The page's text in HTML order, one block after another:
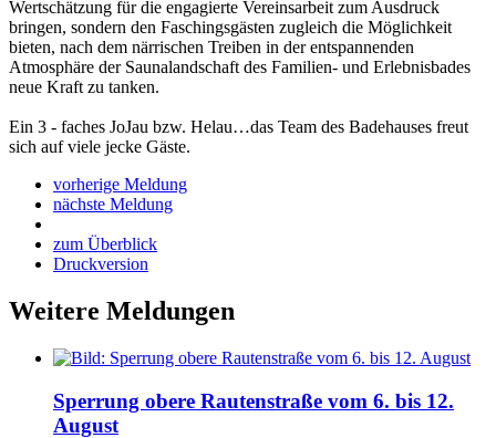
Wertschätzung für die engagierte Vereinsarbeit zum Ausdruck
bringen, sondern den Faschingsgästen zugleich die Möglichkeit
bieten, nach dem närrischen Treiben in der entspannenden
Atmosphäre der Saunalandschaft des Familien- und Erlebnisbades
neue Kraft zu tanken.
Ein 3 - faches JoJau bzw. Helau…das Team des Badehauses freut
sich auf viele jecke Gäste.
vorherige Meldung
nächste Meldung
zum Überblick
Druckversion
Weitere Meldungen
Sperrung obere Rautenstraße vom 6. bis 12.
August